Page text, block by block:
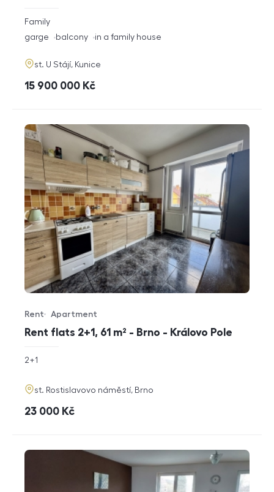
rozměry
disposition
Family
funkce
garge balcony in a family house
adresa
st. U Stájí, Kunice
cena
15 900 000 Kč
Rent flats 2+1, 61 m² - Brno - Královo Pole
Offer type
Rent
Property type
Apartment
rozměry
disposition
2+1
adresa
st. Rostislavovo náměstí, Brno
cena
23 000 Kč